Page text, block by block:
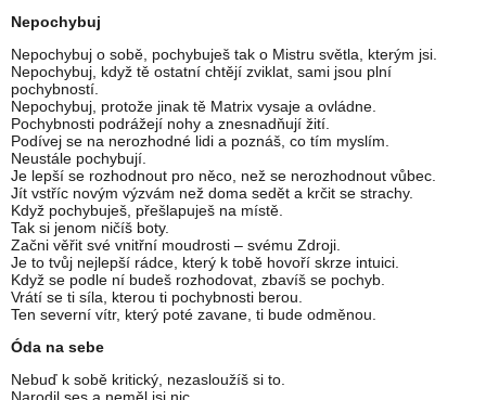
Nepochybuj
Nepochybuj o sobě, pochybuješ tak o Mistru světla, kterým jsi.
Nepochybuj, když tě ostatní chtějí zviklat, sami jsou plní
pochybností.
Nepochybuj, protože jinak tě Matrix vysaje a ovládne.
Pochybnosti podrážejí nohy a znesnadňují žití.
Podívej se na nerozhodné lidi a poznáš, co tím myslím.
Neustále pochybují.
Je lepší se rozhodnout pro něco, než se nerozhodnout vůbec.
Jít vstříc novým výzvám než doma sedět a krčit se strachy.
Když pochybuješ, přešlapuješ na místě.
Tak si jenom ničíš boty.
Začni věřit své vnitřní moudrosti – svému Zdroji.
Je to tvůj nejlepší rádce, který k tobě hovoří skrze intuici.
Když se podle ní budeš rozhodovat, zbavíš se pochyb.
Vrátí se ti síla, kterou ti pochybnosti berou.
Ten severní vítr, který poté zavane, ti bude odměnou.
Óda na sebe
Nebuď k sobě kritický, nezasloužíš si to.